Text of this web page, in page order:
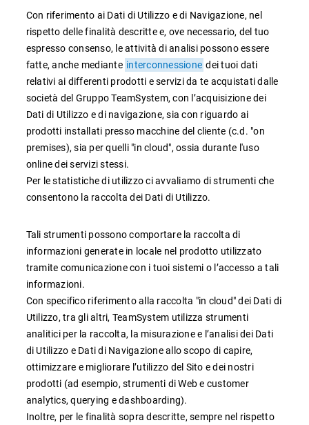
Trust Services
TeamSystem Corporate
TeamSystem Store
Con riferimento ai Dati di Utilizzo e di Navigazione, nel
rispetto delle finalità descritte e, ove necessario, del tuo
espresso consenso, le attività di analisi possono essere
fatte, anche mediante interconnessione dei tuoi dati
relativi ai differenti prodotti e servizi da te acquistati dalle
società del Gruppo TeamSystem, con l’acquisizione dei
Dati di Utilizzo e di navigazione, sia con riguardo ai
prodotti installati presso macchine del cliente (c.d. "on
premises), sia per quelli "in cloud", ossia durante l'uso
online dei servizi stessi.
Per le statistiche di utilizzo ci avvaliamo di strumenti che
consentono la raccolta dei Dati di Utilizzo.
Tali strumenti possono comportare la raccolta di
informazioni generate in locale nel prodotto utilizzato
tramite comunicazione con i tuoi sistemi o l’accesso a tali
informazioni.
Con specifico riferimento alla raccolta "in cloud" dei Dati di
Utilizzo, tra gli altri, TeamSystem utilizza strumenti
analitici per la raccolta, la misurazione e l’analisi dei Dati
di Utilizzo e Dati di Navigazione allo scopo di capire,
ottimizzare e migliorare l’utilizzo del Sito e dei nostri
prodotti (ad esempio, strumenti di Web e customer
analytics, querying e dashboarding).
Inoltre, per le finalità sopra descritte, sempre nel rispetto